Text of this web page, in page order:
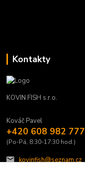
Kontakty
KOVIN FISH s.r.o.
Kováč Pavel
+420 608 982 777
(Po-Pá, 8:30-17:30 hod.)
kovinfish@seznam.cz